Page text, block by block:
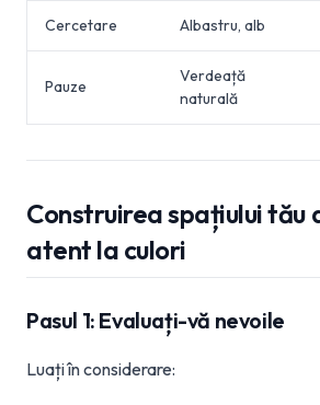
Cercetare Albastru, alb
Pauze
Verdeață
naturală
Construirea spațiului tău
atent la culori
Pasul 1: Evaluați-vă nevoile
Luați în considerare: